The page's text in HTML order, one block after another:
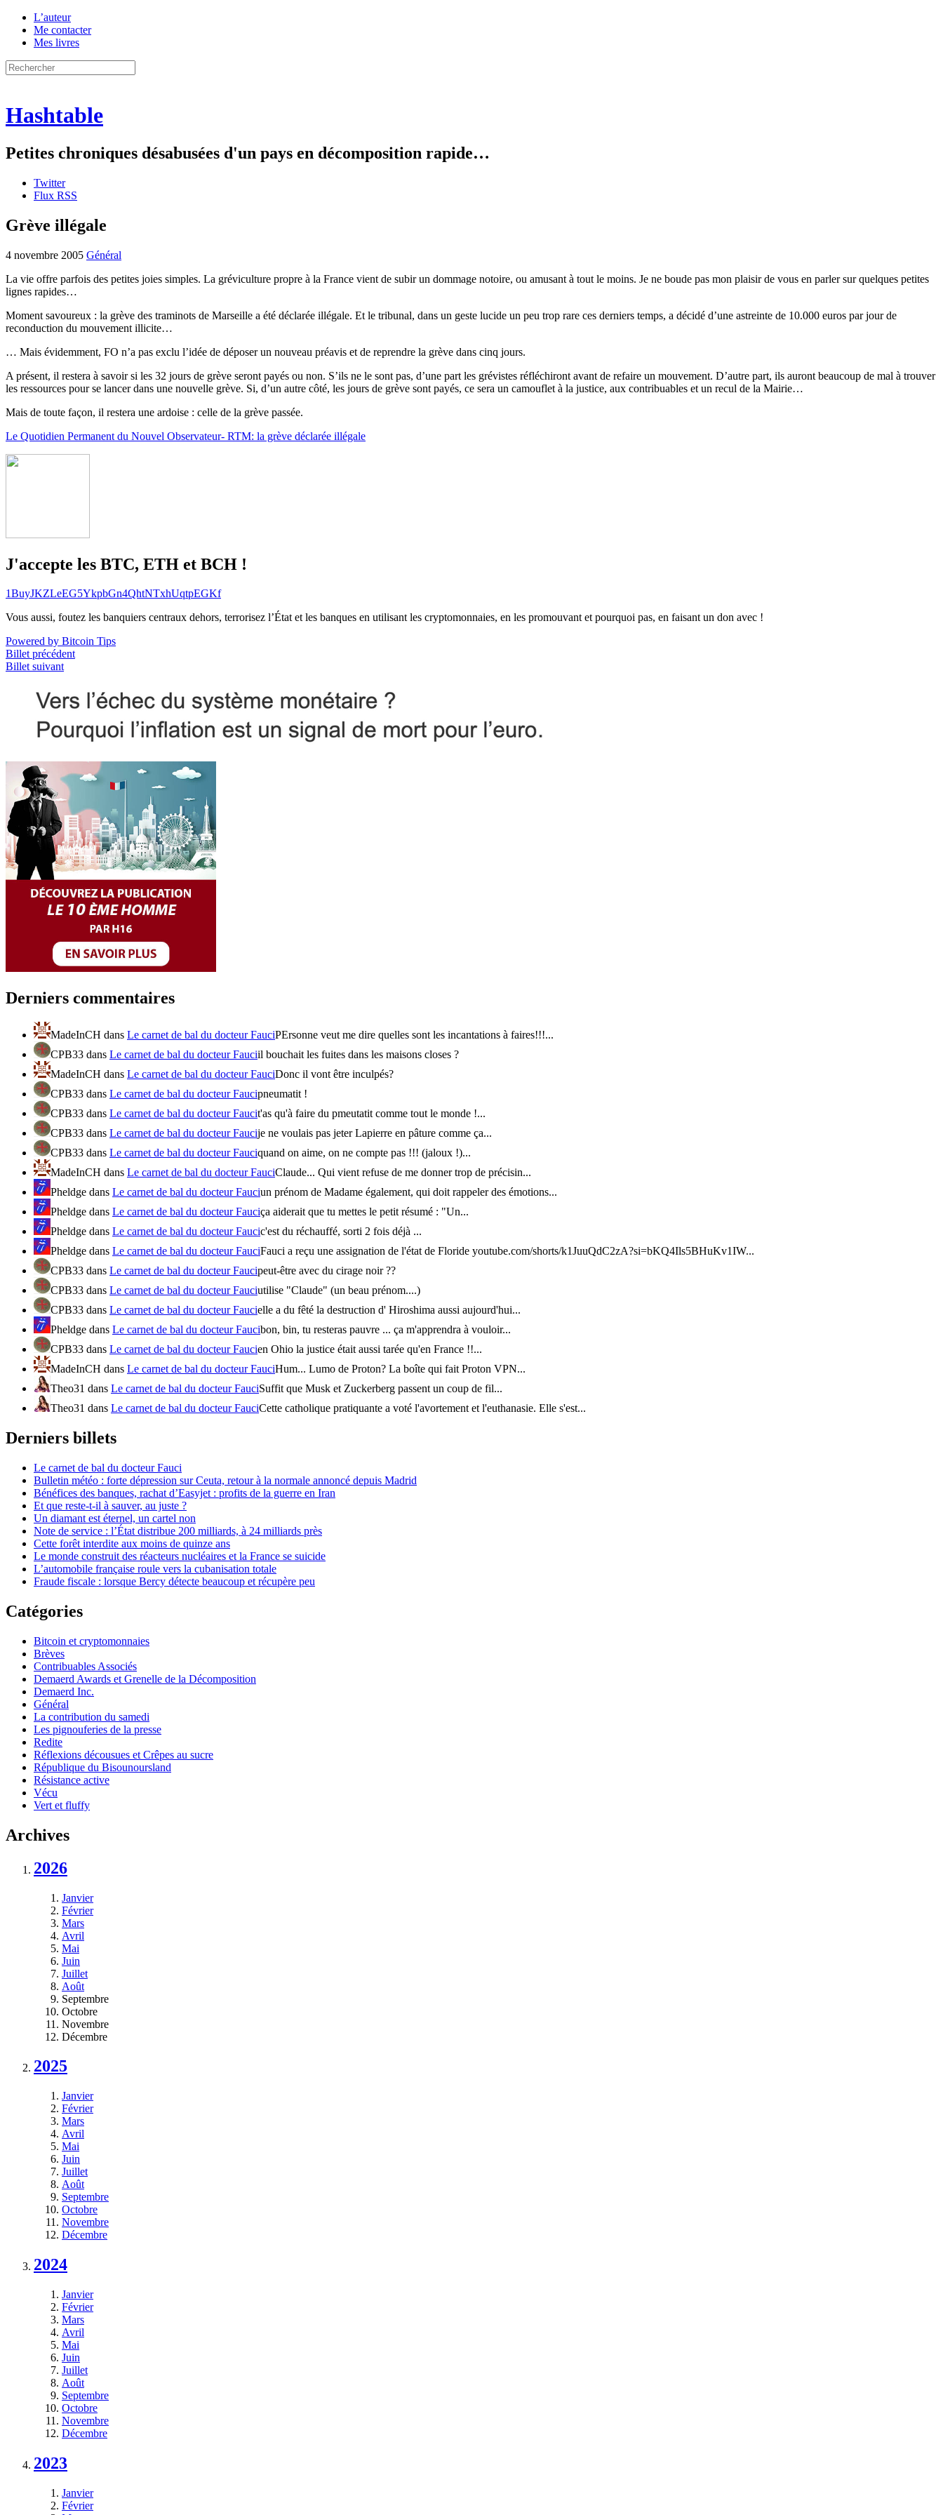
L’auteur
Me contacter
Mes livres
Hashtable
Petites chroniques désabusées d'un pays en décomposition rapide…
Twitter
Flux RSS
Grève illégale
4 novembre 2005 Général
La vie offre parfois des petites joies simples. La gréviculture propre à la France vient de subir un dommage notoire, ou amusant à tout le moins. Je ne boude pas mon plaisir de vous en parler sur quelques petites
lignes rapides…
Moment savoureux : la grève des traminots de Marseille a été déclarée illégale. Et le tribunal, dans un geste lucide un peu trop rare ces derniers temps, a décidé d’une astreinte de 10.000 euros par jour de
reconduction du mouvement illicite…
… Mais évidemment, FO n’a pas exclu l’idée de déposer un nouveau préavis et de reprendre la grève dans cinq jours.
A présent, il restera à savoir si les 32 jours de grève seront payés ou non. S’ils ne le sont pas, d’une part les grévistes réfléchiront avant de refaire un mouvement. D’autre part, ils auront beaucoup de mal à trouver
les ressources pour se lancer dans une nouvelle grève. Si, d’un autre côté, les jours de grève sont payés, ce sera un camouflet à la justice, aux contribuables et un recul de la Mairie…
Mais de toute façon, il restera une ardoise : celle de la grève passée.
Le Quotidien Permanent du Nouvel Observateur- RTM: la grève déclarée illégale
J'accepte les BTC, ETH et BCH !
1BuyJKZLeEG5YkpbGn4QhtNTxhUqtpEGKf
Vous aussi, foutez les banquiers centraux dehors, terrorisez l’État et les banques en utilisant les cryptomonnaies, en les promouvant et pourquoi pas, en faisant un don avec !
Powered by Bitcoin Tips
Billet précédent
Billet suivant
Derniers commentaires
MadeInCH dans Le carnet de bal du docteur FauciPErsonne veut me dire quelles sont les incantations à faires!!!...
CPB33 dans Le carnet de bal du docteur Fauciil bouchait les fuites dans les maisons closes ?
MadeInCH dans Le carnet de bal du docteur FauciDonc il vont être inculpés?
CPB33 dans Le carnet de bal du docteur Faucipneumatit !
CPB33 dans Le carnet de bal du docteur Faucit'as qu'à faire du pmeutatit comme tout le monde !...
CPB33 dans Le carnet de bal du docteur Faucije ne voulais pas jeter Lapierre en pâture comme ça...
CPB33 dans Le carnet de bal du docteur Fauciquand on aime, on ne compte pas !!! (jaloux !)...
MadeInCH dans Le carnet de bal du docteur FauciClaude... Qui vient refuse de me donner trop de précisin...
Pheldge dans Le carnet de bal du docteur Fauciun prénom de Madame également, qui doit rappeler des émotions...
Pheldge dans Le carnet de bal du docteur Fauciça aiderait que tu mettes le petit résumé : "Un...
Pheldge dans Le carnet de bal du docteur Faucic'est du réchauffé, sorti 2 fois déjà ...
Pheldge dans Le carnet de bal du docteur FauciFauci a reçu une assignation de l'état de Floride youtube.com/shorts/k1JuuQdC2zA?si=bKQ4Ils5BHuKv1IW...
CPB33 dans Le carnet de bal du docteur Faucipeut-être avec du cirage noir ??
CPB33 dans Le carnet de bal du docteur Fauciutilise "Claude" (un beau prénom....)
CPB33 dans Le carnet de bal du docteur Faucielle a du fêté la destruction d' Hiroshima aussi aujourd'hui...
Pheldge dans Le carnet de bal du docteur Faucibon, bin, tu resteras pauvre ... ça m'apprendra à vouloir...
CPB33 dans Le carnet de bal du docteur Faucien Ohio la justice était aussi tarée qu'en France !!...
MadeInCH dans Le carnet de bal du docteur FauciHum... Lumo de Proton? La boîte qui fait Proton VPN...
Theo31 dans Le carnet de bal du docteur FauciSuffit que Musk et Zuckerberg passent un coup de fil...
Theo31 dans Le carnet de bal du docteur FauciCette catholique pratiquante a voté l'avortement et l'euthanasie. Elle s'est...
Derniers billets
Le carnet de bal du docteur Fauci
Bulletin météo : forte dépression sur Ceuta, retour à la normale annoncé depuis Madrid
Bénéfices des banques, rachat d’Easyjet : profits de la guerre en Iran
Et que reste-t-il à sauver, au juste ?
Un diamant est éternel, un cartel non
Note de service : l’État distribue 200 milliards, à 24 milliards près
Cette forêt interdite aux moins de quinze ans
Le monde construit des réacteurs nucléaires et la France se suicide
L’automobile française roule vers la cubanisation totale
Fraude fiscale : lorsque Bercy détecte beaucoup et récupère peu
Catégories
Bitcoin et cryptomonnaies
Brèves
Contribuables Associés
Demaerd Awards et Grenelle de la Décomposition
Demaerd Inc.
Général
La contribution du samedi
Les pignouferies de la presse
Redite
Réflexions décousues et Crêpes au sucre
République du Bisounoursland
Résistance active
Vécu
Vert et fluffy
Archives
2026
Janvier
Février
Mars
Avril
Mai
Juin
Juillet
Août
Septembre
Octobre
Novembre
Décembre
2025
Janvier
Février
Mars
Avril
Mai
Juin
Juillet
Août
Septembre
Octobre
Novembre
Décembre
2024
Janvier
Février
Mars
Avril
Mai
Juin
Juillet
Août
Septembre
Octobre
Novembre
Décembre
2023
Janvier
Février